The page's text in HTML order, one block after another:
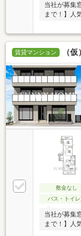
当社が募集
まで！】人
賃貸マンション （
敷金なし
バス・トイ
当社が募集
まで！】人